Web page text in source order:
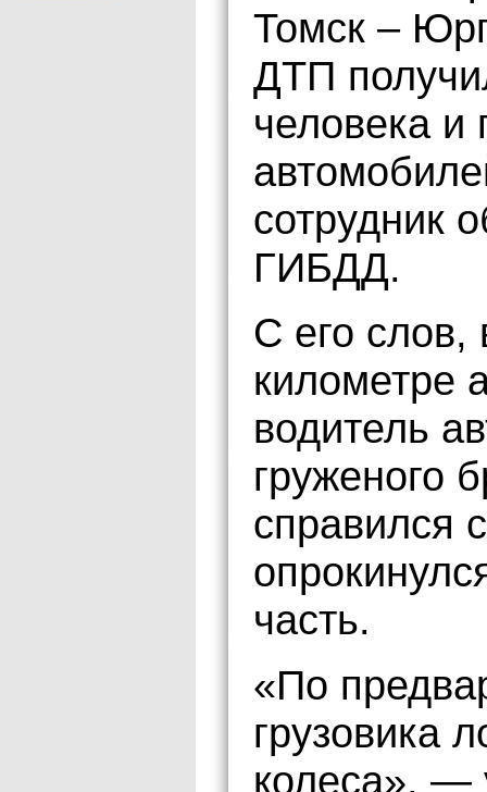
Томск –
ДТП
человека и
сотрудник
ГИБДД.
С его слов,
километре
водитель
груженого
справился
часть.
«По
грузовика
колеса», —